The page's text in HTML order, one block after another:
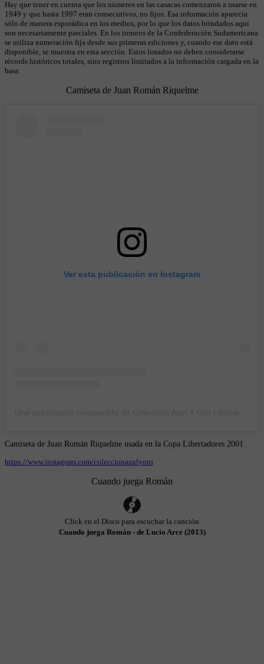
Hay que tener en cuenta que los números en las casacas comenzaron a usarse en
1949 y que hasta 1997 eran consecutivos, no fijos. Esa información aparecía
sólo de manera esporádica en los medios, por lo que los datos brindados aquí
son necesariamente parciales. En los torneos de la Confederación Sudamericana
se utiliza numeración fija desde sus primeras ediciones y, cuando ese dato está
disponible, se muestra en esta sección. Estos listados no deben considerarse
récords históricos totales, sino registros limitados a la información cargada en la
base.
Camiseta de Juan Román Riquelme
Ver esta publicación en Instagram
Camiseta de Juan Román Riquelme usada en la Copa Libertadores 2001
https://www.instagram.com/coleccionazulyoro
Cuando juega Román
Click en el Disco para escuchar la canción
Cuando juega Román - de Lucio Arce (2013)